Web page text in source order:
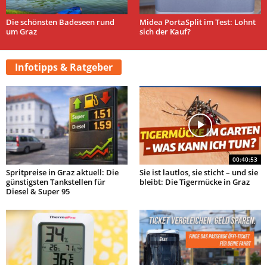
Die schönsten Badeseen rund
um Graz
Midea PortaSplit im Test: Lohnt
sich der Kauf?
Infotipps & Ratgeber
Spritpreise in Graz aktuell: Die
günstigsten Tankstellen für
Diesel & Super 95
00:40:53
Sie ist lautlos, sie sticht – und sie
bleibt: Die Tigermücke in Graz